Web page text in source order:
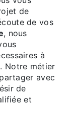
de
de vos
, nous
à
. Notre métier
avec
de
et